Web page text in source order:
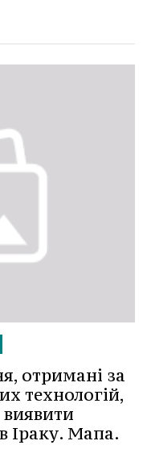
отримані за
технологій,
Іраку. Мапа.